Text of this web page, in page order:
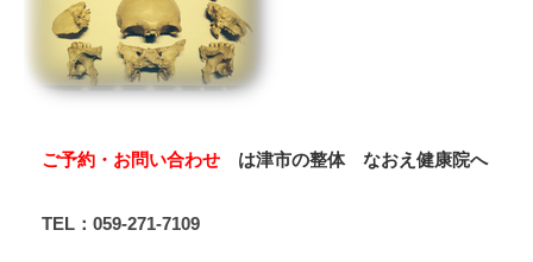
ご予約・お問い合わせ は津市の整体 なおえ健康院へ
TEL：059-271-7109